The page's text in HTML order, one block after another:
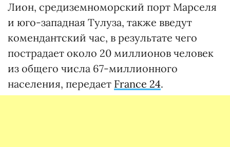
Лион, средиземноморский порт Марселя
и юго-западная Тулуза, также введут
комендантский час, в результате чего
пострадает около 20 миллионов человек
из общего числа 67-миллионного
населения, передает France 24.